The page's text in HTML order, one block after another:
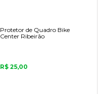
Protetor de Quadro Bike
Center Ribeirão
R$ 25,00